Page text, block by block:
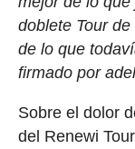
doblete Tour
de lo que
firmado por
Sobre el dolor
del Renewi